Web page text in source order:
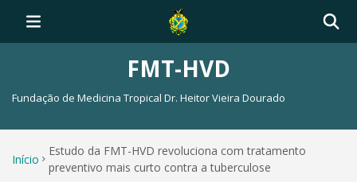
FMT-HVD
Fundação de Medicina Tropical Dr. Heitor Vieira Dourado
Início
Estudo da FMT-HVD revoluciona com tratamento
preventivo mais curto contra a tuberculose